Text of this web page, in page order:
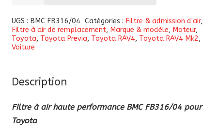
Filtre
à
air
BMC
pour
Toyota
UGS : BMC FB316/04 Catégories : Filtre & admission d'air,
Filtre à air de remplacement, Marque & modèle, Moteur,
Toyota, Toyota Previa, Toyota RAV4, Toyota RAV4 Mk2,
Voiture
Description
Filtre à air haute performance BMC FB316/04 pour
Toyota